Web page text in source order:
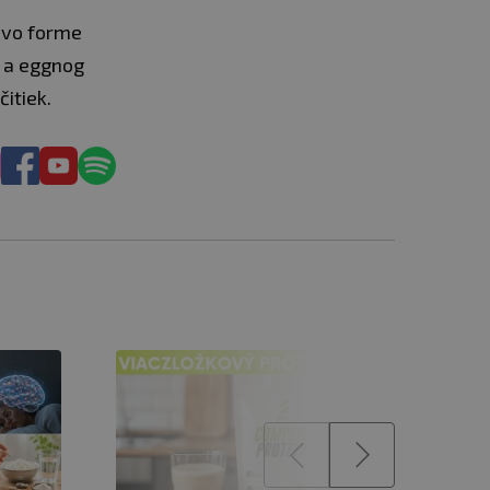
forme
eggnog